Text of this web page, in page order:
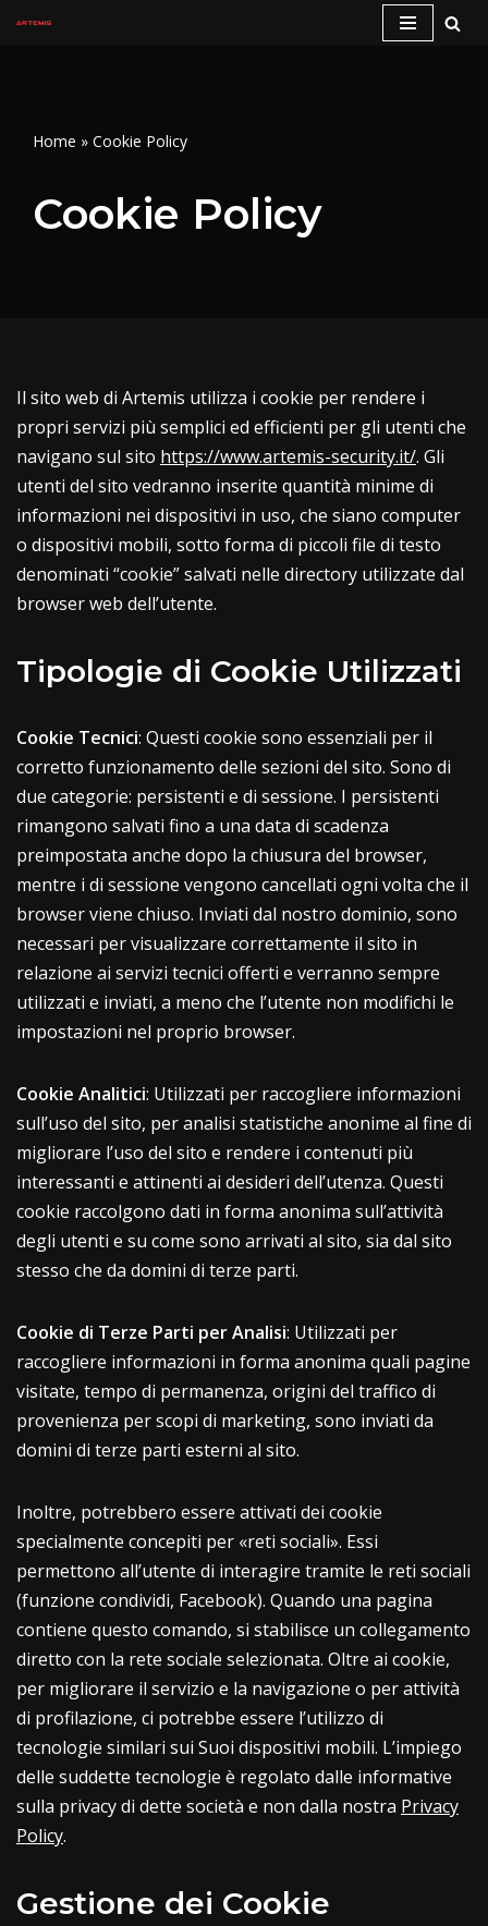
Home » Cookie Policy
Cookie Policy
Il sito web di Artemis utilizza i cookie per rendere i
propri servizi più semplici ed efficienti per gli utenti che
navigano sul sito https://www.artemis-security.it/. Gli
utenti del sito vedranno inserite quantità minime di
informazioni nei dispositivi in uso, che siano computer
o dispositivi mobili, sotto forma di piccoli file di testo
denominati “cookie” salvati nelle directory utilizzate dal
browser web dell’utente.
Tipologie di Cookie Utilizzati
Cookie Tecnici: Questi cookie sono essenziali per il
corretto funzionamento delle sezioni del sito. Sono di
due categorie: persistenti e di sessione. I persistenti
rimangono salvati fino a una data di scadenza
preimpostata anche dopo la chiusura del browser,
mentre i di sessione vengono cancellati ogni volta che il
browser viene chiuso. Inviati dal nostro dominio, sono
necessari per visualizzare correttamente il sito in
relazione ai servizi tecnici offerti e verranno sempre
utilizzati e inviati, a meno che l’utente non modifichi le
impostazioni nel proprio browser.
Cookie Analitici: Utilizzati per raccogliere informazioni
sull’uso del sito, per analisi statistiche anonime al fine di
migliorare l’uso del sito e rendere i contenuti più
interessanti e attinenti ai desideri dell’utenza. Questi
cookie raccolgono dati in forma anonima sull’attività
degli utenti e su come sono arrivati al sito, sia dal sito
stesso che da domini di terze parti.
Cookie di Terze Parti per Analisi: Utilizzati per
raccogliere informazioni in forma anonima quali pagine
visitate, tempo di permanenza, origini del traffico di
provenienza per scopi di marketing, sono inviati da
domini di terze parti esterni al sito.
Inoltre, potrebbero essere attivati dei cookie
specialmente concepiti per «reti sociali». Essi
permettono all’utente di interagire tramite le reti sociali
(funzione condividi, Facebook). Quando una pagina
contiene questo comando, si stabilisce un collegamento
diretto con la rete sociale selezionata. Oltre ai cookie,
per migliorare il servizio e la navigazione o per attività
di profilazione, ci potrebbe essere l’utilizzo di
tecnologie similari sui Suoi dispositivi mobili. L’impiego
delle suddette tecnologie è regolato dalle informative
sulla privacy di dette società e non dalla nostra Privacy
Policy.
Gestione dei Cookie